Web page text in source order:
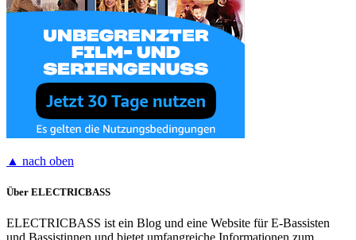
▲ nach oben
Über ELECTRICBASS
ELECTRICBASS ist ein Blog und eine Website für E-Bassisten
und Bassistinnen und bietet umfangreiche Informationen zum